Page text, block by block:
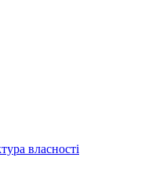
власності